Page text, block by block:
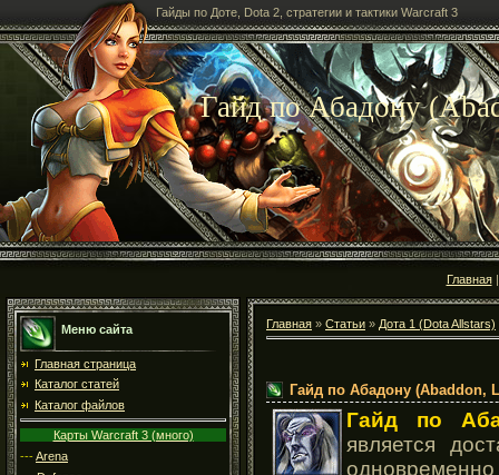
Гайды по Доте, Dota 2, стратегии и тактики Warcraft 3
Гайд по Абадону
Главная
Меню сайта
Главная страница
Каталог статей
Каталог файлов
Карты Warcraft 3 (много)
---Arena
Главная » Статьи » Дота 1 (Dota Allstars)
Гайд по Абадону (Abaddon,
Гайд по
является
одновременно